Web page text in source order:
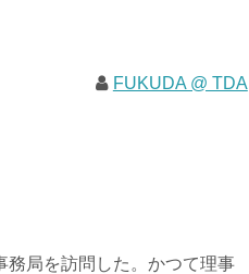
FUKUDA @ TDA
局を訪問した。かつて理事